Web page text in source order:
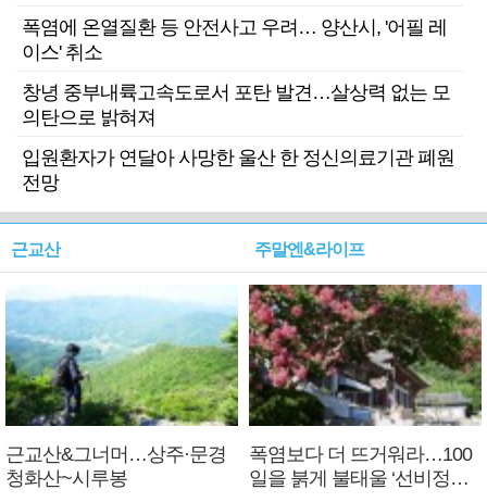
폭염에 온열질환 등 안전사고 우려… 양산시, '어필 레
이스' 취소
창녕 중부내륙고속도로서 포탄 발견…살상력 없는 모
의탄으로 밝혀져
입원환자가 연달아 사망한 울산 한 정신의료기관 폐원
전망
근교산
근교산&그너머…상주·문경
청화산~시루봉
주말엔&라이프
폭염보다 더 뜨거워라…100
일을 붉게 불태울 ‘선비정신’